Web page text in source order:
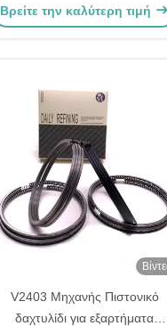
Βρείτε την καλύτερη τιμή
V2403 Μηχανής Πιστονικό
δαχτυλίδι για εξαρτήματα